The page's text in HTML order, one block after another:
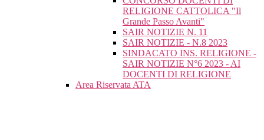
RELIGIONE CATTOLICA "Il
Grande Passo Avanti"
SAIR NOTIZIE N. 11
SAIR NOTIZIE - N.8 2023
SINDACATO INS. RELIGIONE -
SAIR NOTIZIE N°6 2023 - AI
DOCENTI DI RELIGIONE
Area Riservata ATA